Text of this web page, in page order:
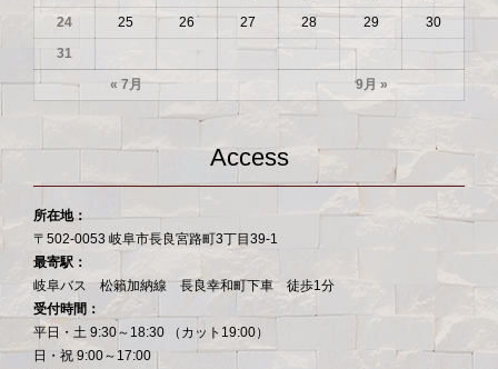
24
25 26 27 28 29
30
31
« 7月
9月 »
Access
所在地：
〒502-0053 岐阜市長良宮路町3丁目39-1
最寄駅：
岐阜バス 松籟加納線 長良幸和町下車 徒歩1分
受付時間：
平日・土 9:30～18:30 （カット19:00）
日・祝 9:00～17:00